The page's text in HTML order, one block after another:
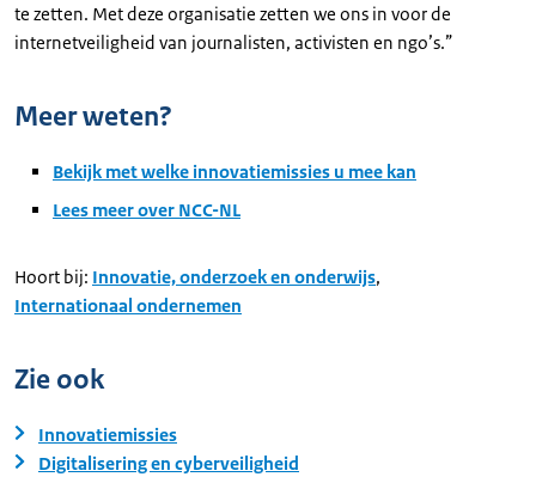
te zetten. Met deze organisatie zetten we ons in voor de
internetveiligheid van journalisten, activisten en ngo’s.”
Meer weten?
Bekijk met welke innovatiemissies u mee kan
Lees meer over NCC-NL
Hoort bij: Innovatie, onderzoek en onderwijs,
Internationaal ondernemen
Zie ook
Innovatiemissies
Digitalisering en cyberveiligheid